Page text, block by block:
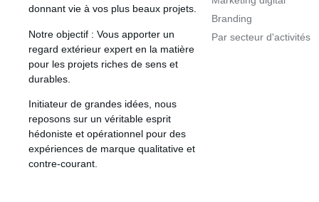
donnant vie à vos plus beaux projets.
Notre objectif : Vous apporter un
regard extérieur expert en la matière
pour les projets riches de sens et
durables.
Initiateur de grandes idées , nous
reposons sur un véritable esprit
hédoniste et opérationnel pour des
expériences de marque qualitative et
contre-courant.
Branding
Par secteur d'activités